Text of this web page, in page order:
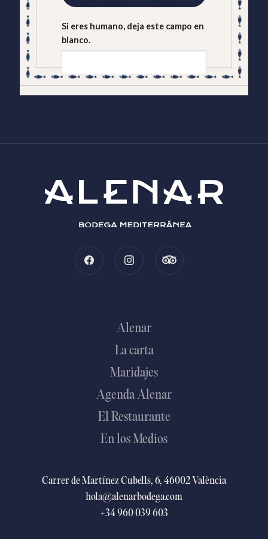
Si eres humano, deja este campo en
blanco.
Alenar
La carta
Maridajes
Agenda Alenar
El Restaurante
En los Medios
Carrer de Martínez Cubells, 6, 46002 València
hola@alenarbodega.com
+34 960 039 603